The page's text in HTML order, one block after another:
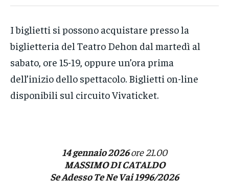
I biglietti si possono acquistare presso la
biglietteria del Teatro Dehon dal martedì al
sabato, ore 15-19, oppure un’ora prima
dell’inizio dello spettacolo. Biglietti on-line
disponibili sul circuito Vivaticket.
14 gennaio 2026ore 21.00
MASSIMO DI CATALDO
Se Adesso Te Ne Vai 1996/2026